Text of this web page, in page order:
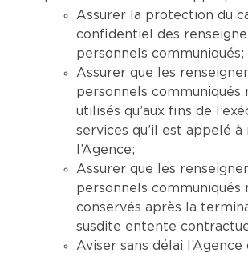
Assurer la protection du
confidentiel des
personnels communiqués;
Assurer que les
personnels communiqués
utilisés qu’aux fins de
services qu’il est appelé
l’Agence;
Assurer que les
personnels communiqués
conservés après la
susdite entente
Aviser sans délai